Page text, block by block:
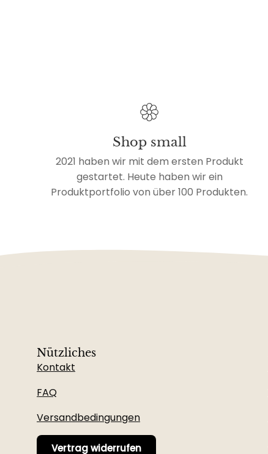
Shop small
2021 haben wir mit dem ersten Produkt
gestartet. Heute haben wir ein
Produktportfolio von über 100 Produkten.
Nützliches
Kontakt
FAQ
Versandbedingungen
Vertrag widerrufen